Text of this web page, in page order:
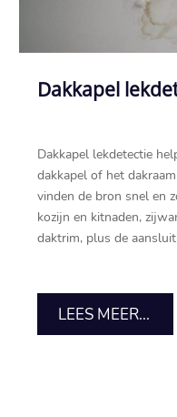
Dakkapel
Dakkapel lekdetectie
dakkapel of het
vinden de bron snel en
kozijn en kitnaden,
daktrim, plus de
LEES MEER...